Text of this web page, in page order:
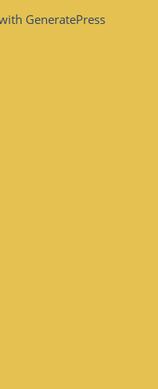
GeneratePress